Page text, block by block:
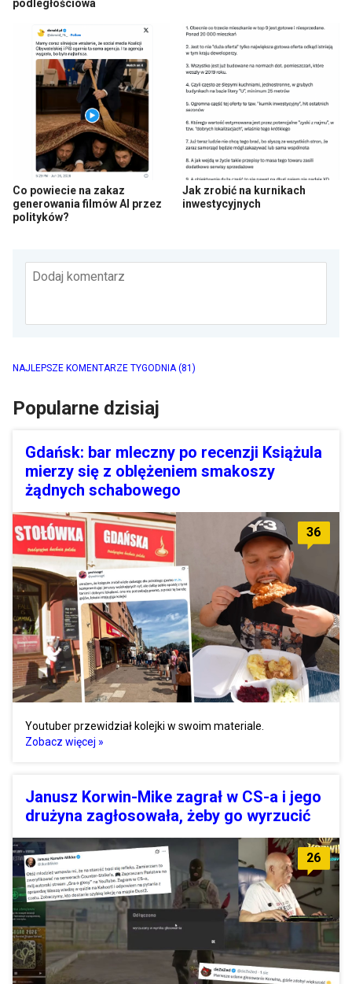
podległościowa
Co powiecie na zakaz
generowania filmów AI przez
polityków?
Jak zrobić na kurnikach
inwestycyjnych
Dodaj komentarz
NAJLEPSZE KOMENTARZE TYGODNIA (81)
Popularne dzisiaj
Gdańsk: bar mleczny po recenzji Książula
mierzy się z oblężeniem smakoszy
żądnych schabowego
36
Youtuber przewidział kolejki w swoim materiale.
Zobacz więcej »
Janusz Korwin-Mike zagrał w CS-a i jego
drużyna zagłosowała, żeby go wyrzucić
26